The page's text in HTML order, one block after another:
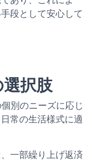
段として安心して
択肢
別のニーズに応じ
常の生活様式に適
一部繰り上げ返済